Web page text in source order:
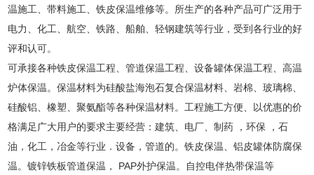
温施工、带料施工、铁皮保温维修等。所生产的各种产品可广泛用于
电力、化工、航空、铁路、船舶、轻钢建筑等行业，受到各行业的好
评和认可。
可承接各种铁皮保温工程、管道保温工程、设备罐体保温工程、高温
炉体保温。保温材料为硅酸盐海泡石复合保温材料、岩棉、玻璃棉、
硅酸铝、橡塑、聚氨酯等各种保温材料。工程施工方便、以优惠的价
格满足广大用户的要求主要经营：建筑、电厂、制药 ，环保 ，石
油，化工，冶金等行业．设备，管道的。铁皮保温、铝皮罐体防腐保
温。镀锌铁板管道保温， PAP外护保温。自控电伴热带保温等